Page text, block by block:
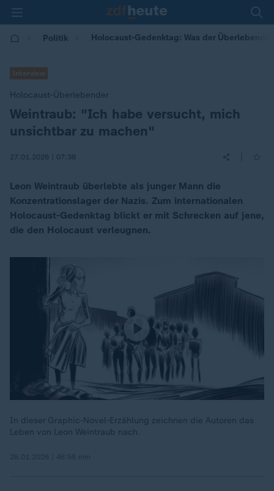
Politik Holocaust-Gedenktag: Was der
Interview
Holocaust-Überlebender
:
Weintraub: "Ich habe versucht, mich
unsichtbar zu machen"
27.01.2026 | 07:38
Leon Weintraub überlebte als junger Mann die
Konzentrationslager der Nazis. Zum internationalen
Holocaust-Gedenktag blickt er mit Schrecken auf jene,
die den Holocaust verleugnen.
In dieser Graphic-Novel-Erzählung zeichnen die Autoren das
Leben von Leon Weintraub nach.